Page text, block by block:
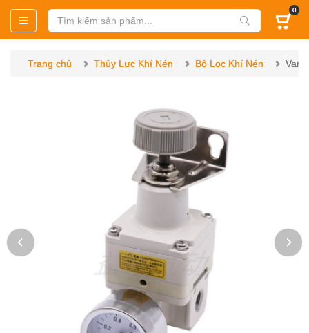
0
Trang chủ Thủy Lực Khí Nén Bộ Lọc Khí Nén Van